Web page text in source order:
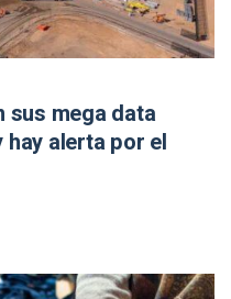
sus mega data
hay alerta por el